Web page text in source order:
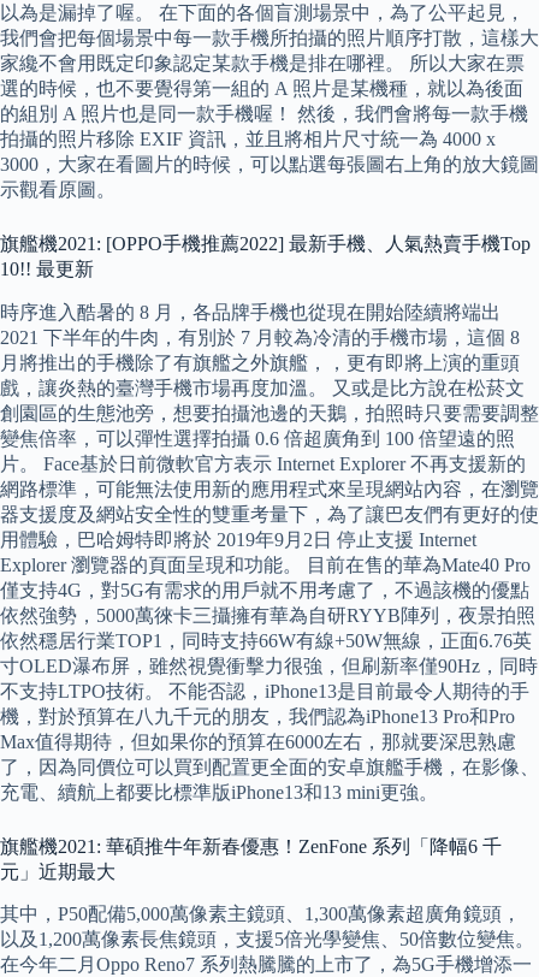
以為是漏掉了喔。 在下面的各個盲測場景中，為了公平起見，
我們會把每個場景中每一款手機所拍攝的照片順序打散，這樣大
家纔不會用既定印象認定某款手機是排在哪裡。 所以大家在票
選的時候，也不要覺得第一組的 A 照片是某機種，就以為後面
的組別 A 照片也是同一款手機喔！ 然後，我們會將每一款手機
拍攝的照片移除 EXIF 資訊，並且將相片尺寸統一為 4000 x
3000，大家在看圖片的時候，可以點選每張圖右上角的放大鏡圖
示觀看原圖。
旗艦機2021: [OPPO手機推薦2022] 最新手機、人氣熱賣手機Top
10!! 最更新
時序進入酷暑的 8 月，各品牌手機也從現在開始陸續將端出
2021 下半年的牛肉，有別於 7 月較為冷清的手機市場，這個 8
月將推出的手機除了有旗艦之外旗艦，，更有即將上演的重頭
戲，讓炎熱的臺灣手機市場再度加溫。 又或是比方說在松菸文
創園區的生態池旁，想要拍攝池邊的天鵝，拍照時只要需要調整
變焦倍率，可以彈性選擇拍攝 0.6 倍超廣角到 100 倍望遠的照
片。 Face基於日前微軟官方表示 Internet Explorer 不再支援新的
網路標準，可能無法使用新的應用程式來呈現網站內容，在瀏覽
器支援度及網站安全性的雙重考量下，為了讓巴友們有更好的使
用體驗，巴哈姆特即將於 2019年9月2日 停止支援 Internet
Explorer 瀏覽器的頁面呈現和功能。 目前在售的華為Mate40 Pro
僅支持4G，對5G有需求的用戶就不用考慮了，不過該機的優點
依然強勢，5000萬徠卡三攝擁有華為自研RYYB陣列，夜景拍照
依然穩居行業TOP1，同時支持66W有線+50W無線，正面6.76英
寸OLED瀑布屏，雖然視覺衝擊力很強，但刷新率僅90Hz，同時
不支持LTPO技術。 不能否認，iPhone13是目前最令人期待的手
機，對於預算在八九千元的朋友，我們認為iPhone13 Pro和Pro
Max值得期待，但如果你的預算在6000左右，那就要深思熟慮
了，因為同價位可以買到配置更全面的安卓旗艦手機，在影像、
充電、續航上都要比標準版iPhone13和13 mini更強。
旗艦機2021: 華碩推牛年新春優惠！ZenFone 系列「降幅6 千
元」近期最大
其中，P50配備5,000萬像素主鏡頭、1,300萬像素超廣角鏡頭，
以及1,200萬像素長焦鏡頭，支援5倍光學變焦、50倍數位變焦。
在今年二月Oppo Reno7 系列熱騰騰的上市了，為5G手機增添一